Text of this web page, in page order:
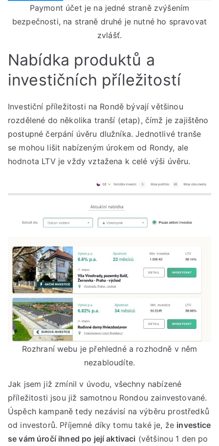
Paymont účet je na jedné straně zvýšením
bezpečnosti, na straně druhé je nutné ho spravovat
zvlášť.
Nabídka produktů a
investičních příležitostí
Investiční příležitosti na Rondě bývají většinou
rozdělené do několika tranší (etap), čímž je zajištěno
postupné čerpání úvěru dlužníka. Jednotlivé tranše
se mohou lišit nabízeným úrokem od Rondy, ale
hodnota LTV je vždy vztažena k celé výši úvěru.
Rozhraní webu je přehledné a rozhodně v něm
nezabloudíte.
Jak jsem již zmínil v úvodu, všechny nabízené
příležitosti jsou již samotnou Rondou zainvestované.
Úspěch kampaně tedy nezávisí na výběru prostředků
od investorů. Příjemné díky tomu také je, že investice
se vám úročí ihned po její aktivaci (většinou 1 den po